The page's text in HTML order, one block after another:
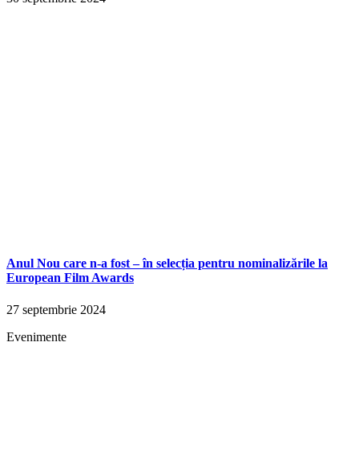
Anul Nou care n-a fost – în selecția pentru nominalizările la
European Film Awards
27 septembrie 2024
Evenimente